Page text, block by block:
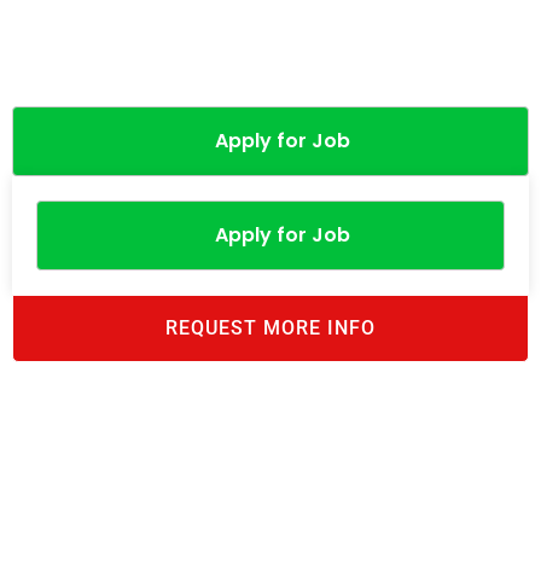
Apply for Job
Apply for Job
REQUEST MORE INFO